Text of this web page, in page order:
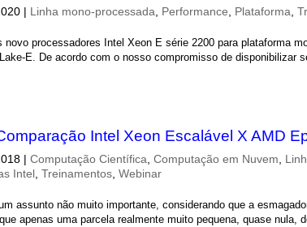
| Linha mono-processada Performance Plataforma ,
novo processadores Intel Xeon E série 2200 para plataforma
E. De acordo com o nosso compromisso de disponibilizar
Intel Xeon Escalável X AMD
|Computação Científica ,Computação em Nuvem
Intel ,Treinamentos ,Webinar
assunto não muito importante, considerando que a
apenas uma parcela realmente muito pequena, quase nula,